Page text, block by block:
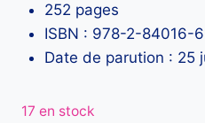
252 pages
ISBN : 978-2-84016-
Date de parution : 25
17 en stock